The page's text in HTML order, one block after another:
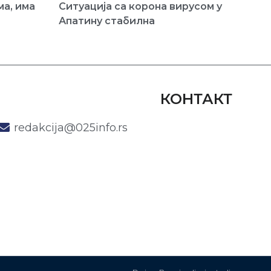
има
Ситуација са корона вирусом у
Апатину стабилна
КОНТАКТ
redakcija@025info.rs